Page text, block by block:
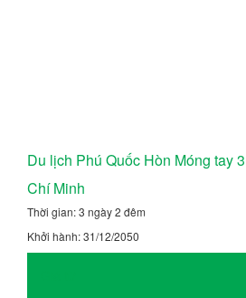
Du lịch Phú Quốc Hòn Móng tay
Chí Minh
Thời gian: 3 ngày 2 đêm
Khởi hành: 31/12/2050